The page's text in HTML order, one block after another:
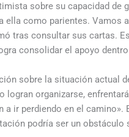
sobre su capacidad de
ella como parientes. Vamos
tras consultar sus cartas.
consolidar el apoyo
sobre la situación actual
organizarse,
a ir perdiendo en el
podría ser un obstáculo